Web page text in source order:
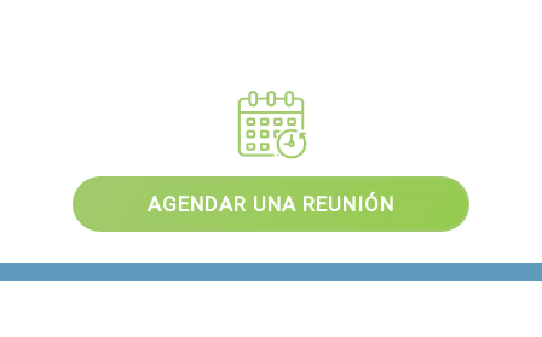
AGENDAR UNA REUNIÓN